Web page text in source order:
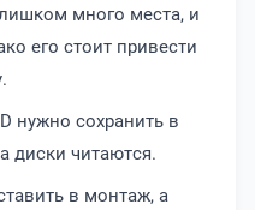
много места, и
его стоит привести
нужно сохранить в
диски читаются.
в монтаж, а